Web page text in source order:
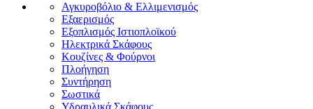
Αγκυροβόλιο & Ελλιμενισμός
Εξαερισμός
Εξοπλισμός Ιστιοπλοϊκού
Ηλεκτρικά Σκάφους
Κουζίνες & Φούρνοι
Πλοήγηση
Συντήρηση
Σωστικά
Υδραυλικά Σκάφους